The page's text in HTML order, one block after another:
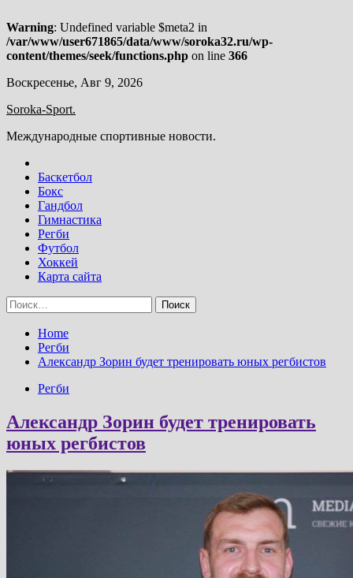
Warning: Undefined variable $meta2 in
/var/www/user671865/data/www/soroka32.ru/wp-
content/themes/seek/functions.php on line 366
Skip
content
Воскресенье, Авг 9, 2026
Soroka-Sport.
Международные спортивные новости.
Баскетбол
Бокс
Гандбол
Гимнастика
Регби
Футбол
Хоккей
Карта сайта
Найти:
Home
Регби
Александр Зорин будет тренировать юных регбистов
Регби
Александр Зорин будет тренировать
юных регбистов